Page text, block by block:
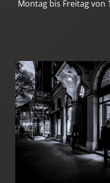
Montag bis Freitag von